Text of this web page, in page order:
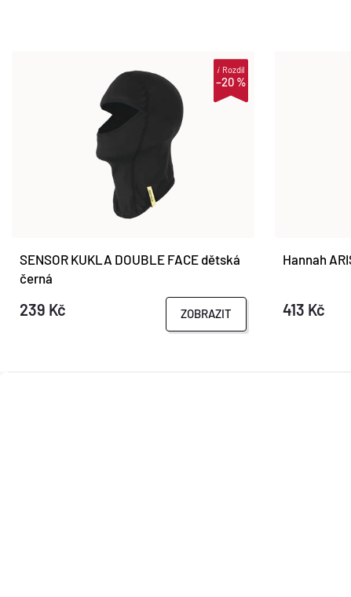
–20 %
iRozdíl
SENSOR KUKLA DOUBLE FACE dětská
černá
239 Kč ZOBRAZIT
Hannah
413 Kč